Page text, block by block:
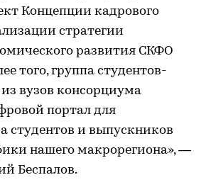
Концепции кадрового
стратегии
развития СКФО
того, группа студентов-
вузов консорциума
портал для
студентов и выпускников
нашего макрорегиона», —
Беспалов.